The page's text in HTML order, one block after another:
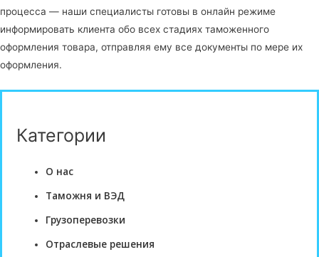
процесса — наши специалисты готовы в онлайн режиме
информировать клиента обо всех стадиях таможенного
оформления товара, отправляя ему все документы по мере их
оформления.
Категории
О нас
Таможня и ВЭД
Грузоперевозки
Отраслевые решения